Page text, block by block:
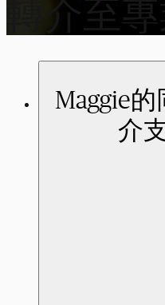
Maggie
介